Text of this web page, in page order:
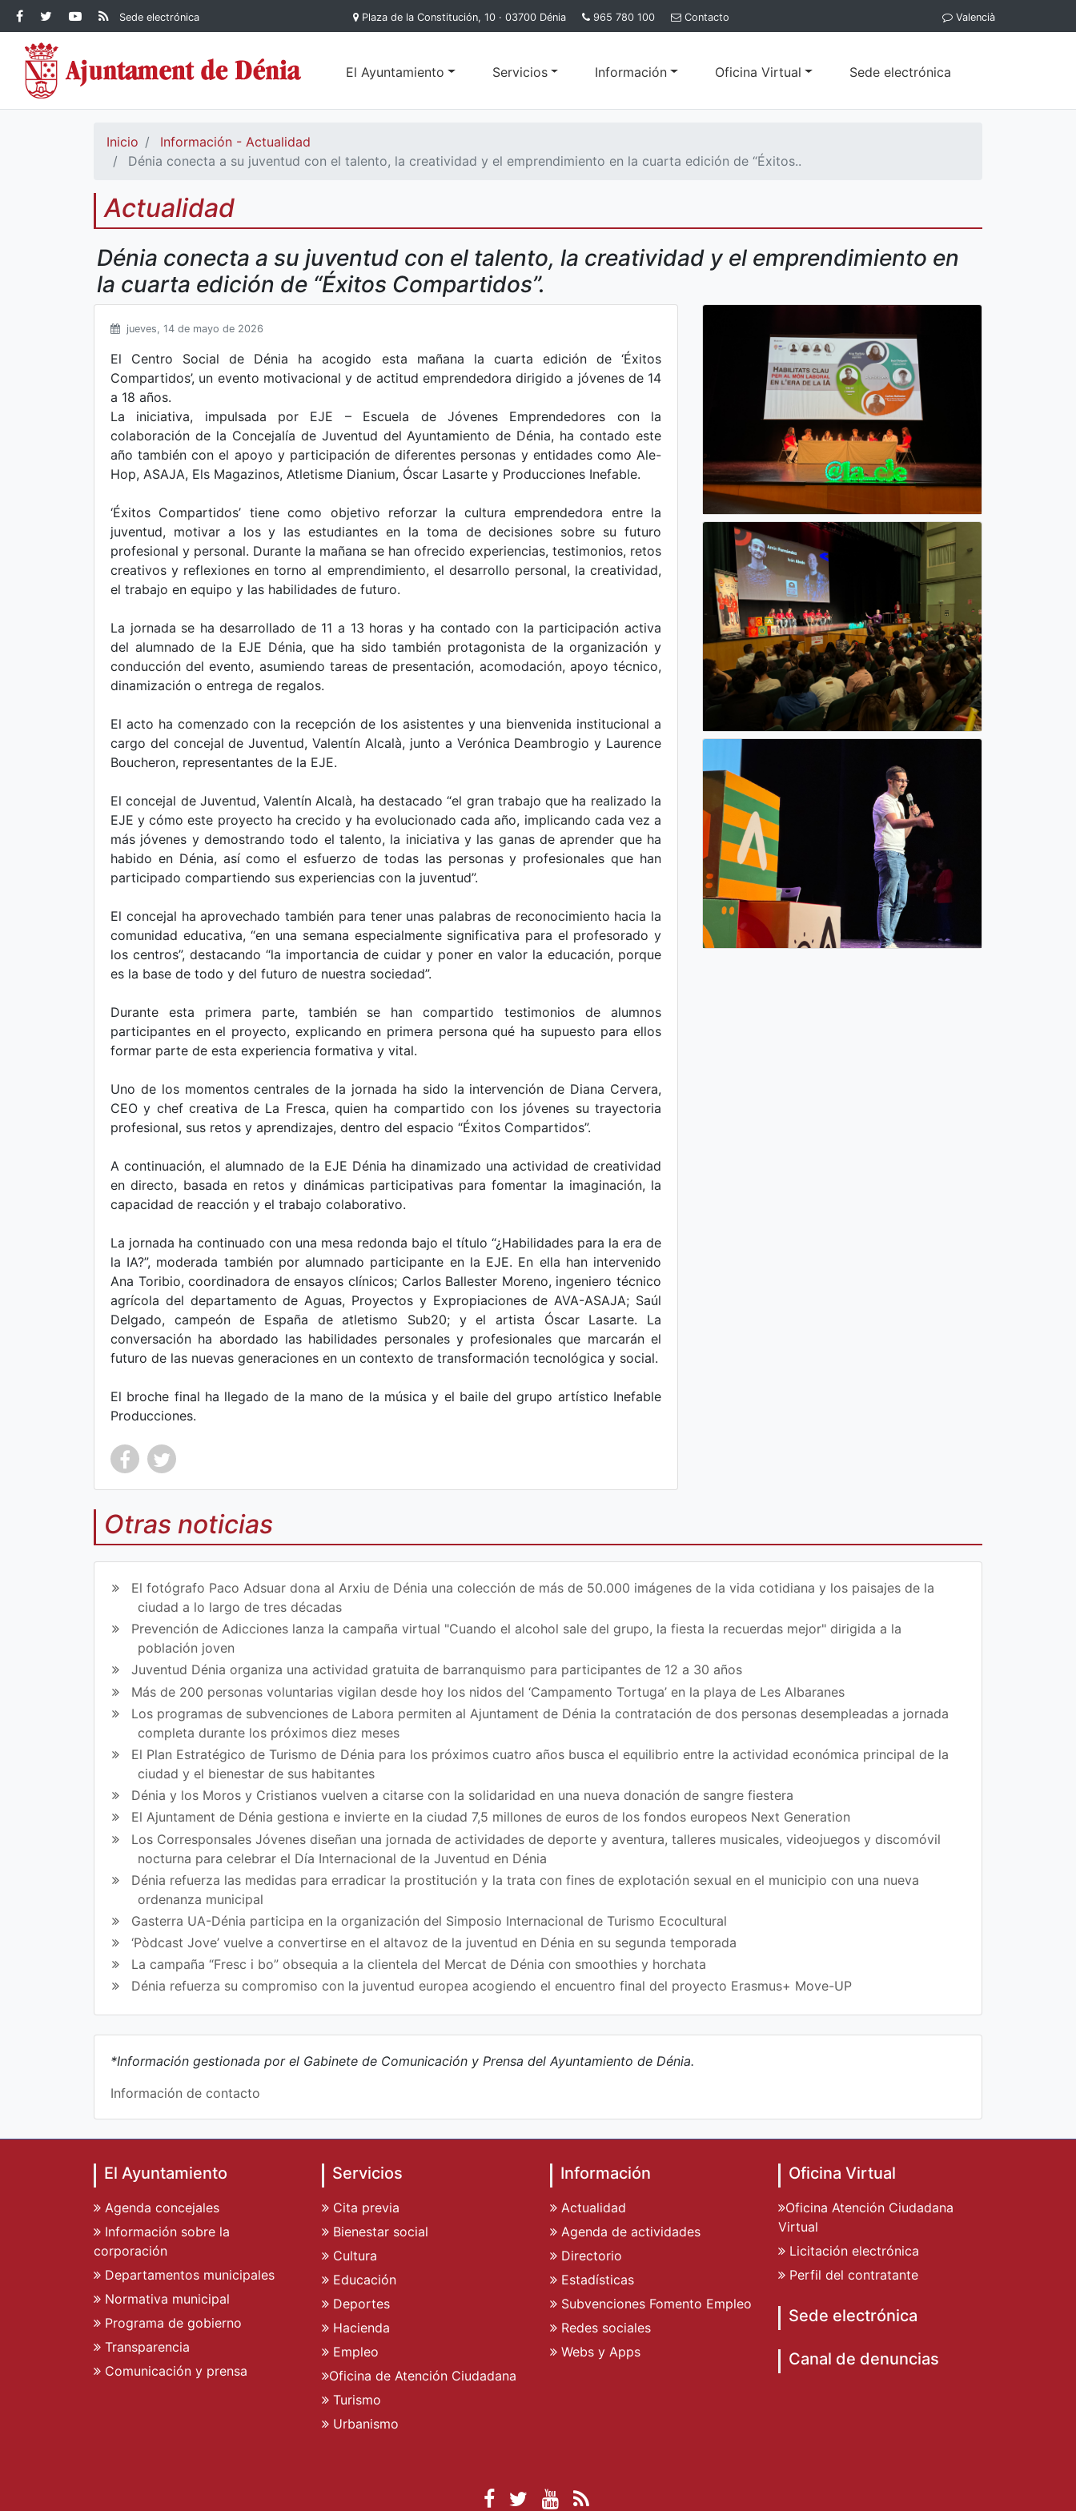
Contenido principal
Facebook Ayuntamiento de
Dénia
Ayuntamiento de Dénia
YouTube
Ayuntamiento de
RSS Actualidad
Ayuntamiento de
Sede electrónica Plaza de la Constitución, 10 · 03700 Dénia 965 780 100 Contacto Valencià
El Ayuntamiento Servicios Información Oficina Virtual Sede electrónica
Inicio
Información - Actualidad
Dénia conecta a su juventud con el talento, la creatividad y el emprendimiento en la cuarta edición de “Éxitos..
Actualidad
Dénia conecta a su juventud con el talento, la creatividad y el emprendimiento en
la cuarta edición de “Éxitos Compartidos”.
jueves, 14 de mayo de 2026
El Centro Social de Dénia ha acogido esta mañana la cuarta edición de ‘Éxitos
Compartidos’, un evento motivacional y de actitud emprendedora dirigido a jóvenes de 14
a 18 años.
La iniciativa, impulsada por EJE – Escuela de Jóvenes Emprendedores con la
colaboración de la Concejalía de Juventud del Ayuntamiento de Dénia, ha contado este
año también con el apoyo y participación de diferentes personas y entidades como Ale-
Hop, ASAJA, Els Magazinos, Atletisme Dianium, Óscar Lasarte y Producciones Inefable.
‘Éxitos Compartidos’ tiene como objetivo reforzar la cultura emprendedora entre la
juventud, motivar a los y las estudiantes en la toma de decisiones sobre su futuro
profesional y personal. Durante la mañana se han ofrecido experiencias, testimonios, retos
creativos y reflexiones en torno al emprendimiento, el desarrollo personal, la creatividad,
el trabajo en equipo y las habilidades de futuro.
La jornada se ha desarrollado de 11 a 13 horas y ha contado con la participación activa
del alumnado de la EJE Dénia, que ha sido también protagonista de la organización y
conducción del evento, asumiendo tareas de presentación, acomodación, apoyo técnico,
dinamización o entrega de regalos.
El acto ha comenzado con la recepción de los asistentes y una bienvenida institucional a
cargo del concejal de Juventud, Valentín Alcalà, junto a Verónica Deambrogio y Laurence
Boucheron, representantes de la EJE.
El concejal de Juventud, Valentín Alcalà, ha destacado “el gran trabajo que ha realizado la
EJE y cómo este proyecto ha crecido y ha evolucionado cada año, implicando cada vez a
más jóvenes y demostrando todo el talento, la iniciativa y las ganas de aprender que ha
habido en Dénia, así como el esfuerzo de todas las personas y profesionales que han
participado compartiendo sus experiencias con la juventud”.
El concejal ha aprovechado también para tener unas palabras de reconocimiento hacia la
comunidad educativa, “en una semana especialmente significativa para el profesorado y
los centros”, destacando “la importancia de cuidar y poner en valor la educación, porque
es la base de todo y del futuro de nuestra sociedad”.
Durante esta primera parte, también se han compartido testimonios de alumnos
participantes en el proyecto, explicando en primera persona qué ha supuesto para ellos
formar parte de esta experiencia formativa y vital.
Uno de los momentos centrales de la jornada ha sido la intervención de Diana Cervera,
CEO y chef creativa de La Fresca, quien ha compartido con los jóvenes su trayectoria
profesional, sus retos y aprendizajes, dentro del espacio “Éxitos Compartidos”.
A continuación, el alumnado de la EJE Dénia ha dinamizado una actividad de creatividad
en directo, basada en retos y dinámicas participativas para fomentar la imaginación, la
capacidad de reacción y el trabajo colaborativo.
La jornada ha continuado con una mesa redonda bajo el título “¿Habilidades para la era de
la IA?”, moderada también por alumnado participante en la EJE. En ella han intervenido
Ana Toribio, coordinadora de ensayos clínicos; Carlos Ballester Moreno, ingeniero técnico
agrícola del departamento de Aguas, Proyectos y Expropiaciones de AVA-ASAJA; Saúl
Delgado, campeón de España de atletismo Sub20; y el artista Óscar Lasarte. La
conversación ha abordado las habilidades personales y profesionales que marcarán el
futuro de las nuevas generaciones en un contexto de transformación tecnológica y social.
El broche final ha llegado de la mano de la música y el baile del grupo artístico Inefable
Producciones.
Co
art
ir
en
Fa
ce
bo
ok
Co
art
ir
en
Tw
itt
er
Otras noticias
El fotógrafo Paco Adsuar dona al Arxiu de Dénia una colección de más de 50.000 imágenes de la vida cotidiana y los paisajes de la
ciudad a lo largo de tres décadas
Prevención de Adicciones lanza la campaña virtual "Cuando el alcohol sale del grupo, la fiesta la recuerdas mejor" dirigida a la
población joven
Juventud Dénia organiza una actividad gratuita de barranquismo para participantes de 12 a 30 años
Más de 200 personas voluntarias vigilan desde hoy los nidos del ‘Campamento Tortuga’ en la playa de Les Albaranes
Los programas de subvenciones de Labora permiten al Ajuntament de Dénia la contratación de dos personas desempleadas a jornada
completa durante los próximos diez meses
El Plan Estratégico de Turismo de Dénia para los próximos cuatro años busca el equilibrio entre la actividad económica principal de la
ciudad y el bienestar de sus habitantes
Dénia y los Moros y Cristianos vuelven a citarse con la solidaridad en una nueva donación de sangre fiestera
El Ajuntament de Dénia gestiona e invierte en la ciudad 7,5 millones de euros de los fondos europeos Next Generation
Los Corresponsales Jóvenes diseñan una jornada de actividades de deporte y aventura, talleres musicales, videojuegos y discomóvil
nocturna para celebrar el Día Internacional de la Juventud en Dénia
Dénia refuerza las medidas para erradicar la prostitución y la trata con fines de explotación sexual en el municipio con una nueva
ordenanza municipal
Gasterra UA-Dénia participa en la organización del Simposio Internacional de Turismo Ecocultural
‘Pòdcast Jove’ vuelve a convertirse en el altavoz de la juventud en Dénia en su segunda temporada
La campaña “Fresc i bo” obsequia a la clientela del Mercat de Dénia con smoothies y horchata
Dénia refuerza su compromiso con la juventud europea acogiendo el encuentro final del proyecto Erasmus+ Move-UP
*Información gestionada por el Gabinete de Comunicación y Prensa del Ayuntamiento de Dénia.
Información de contacto
El Ayuntamiento
Agenda concejales
Información sobre la
corporación
Departamentos municipales
Normativa municipal
Programa de gobierno
Transparencia
Comunicación y prensa
Servicios
Cita previa
Bienestar social
Cultura
Educación
Deportes
Hacienda
Empleo
Oficina de Atención Ciudadana
Turismo
Urbanismo
Información
Actualidad
Agenda de actividades
Directorio
Estadísticas
Subvenciones Fomento Empleo
Redes sociales
Webs y Apps
Oficina Virtual
Oficina Atención Ciudadana
Virtual
Licitación electrónica
Perfil del contratante
Sede electrónica
Canal de denuncias
Facebook Ayuntamiento de Dénia
Twitter Ayuntamiento de Dénia
YouTube Ayuntamiento de Dénia